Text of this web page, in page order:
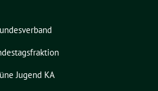
Jugend KA